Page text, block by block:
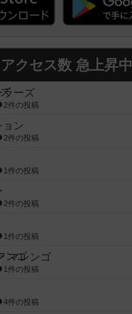
アクセス数 急上昇中
ラーズ
2件の投稿
ョン
2件の投稿
1件の投稿
2件の投稿
1件の投稿
マレンゴ
1件の投稿
4件の投稿